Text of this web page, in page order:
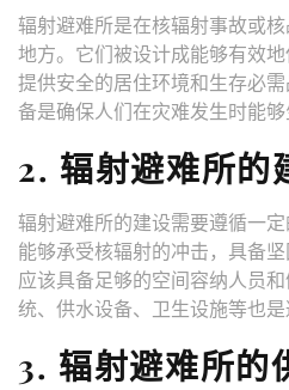
辐射避难所是在核辐射事故或
地方。它们被设计成能够有效地
提供安全的居住环境和生存必
备是确保人们在灾难发生时能够
2. 辐射避难所的
辐射避难所的建设需要遵循一
能够承受核辐射的冲击，具备
应该具备足够的空间容纳人员
统、供水设备、卫生设施等也是
3. 辐射避难所的